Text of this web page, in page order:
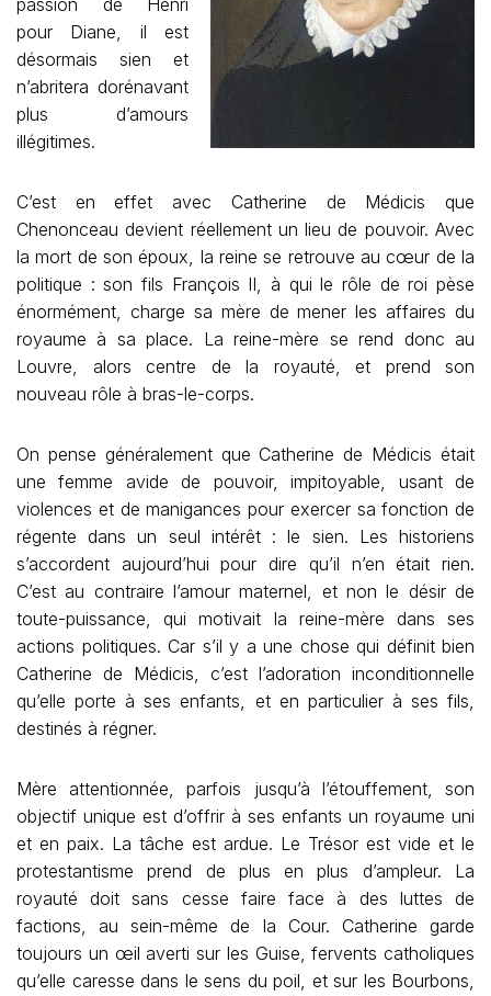
passion de Henri
pour Diane, il est
désormais sien et
n’abritera dorénavant
plus d’amours
illégitimes.
C’est en effet avec Catherine de Médicis que
Chenonceau devient réellement un lieu de pouvoir. Avec
la mort de son époux, la reine se retrouve au cœur de la
politique : son fils François II, à qui le rôle de roi pèse
énormément, charge sa mère de mener les affaires du
royaume à sa place. La reine-mère se rend donc au
Louvre, alors centre de la royauté, et prend son
nouveau rôle à bras-le-corps.
On pense généralement que Catherine de Médicis était
une femme avide de pouvoir, impitoyable, usant de
violences et de manigances pour exercer sa fonction de
régente dans un seul intérêt : le sien. Les historiens
s’accordent aujourd’hui pour dire qu’il n’en était rien.
C’est au contraire l’amour maternel, et non le désir de
toute-puissance, qui motivait la reine-mère dans ses
actions politiques. Car s’il y a une chose qui définit bien
Catherine de Médicis, c’est l’adoration inconditionnelle
qu’elle porte à ses enfants, et en particulier à ses fils,
destinés à régner.
Mère attentionnée, parfois jusqu’à l’étouffement, son
objectif unique est d’offrir à ses enfants un royaume uni
et en paix. La tâche est ardue. Le Trésor est vide et le
protestantisme prend de plus en plus d’ampleur. La
royauté doit sans cesse faire face à des luttes de
factions, au sein-même de la Cour. Catherine garde
toujours un œil averti sur les Guise, fervents catholiques
qu’elle caresse dans le sens du poil, et sur les Bourbons,